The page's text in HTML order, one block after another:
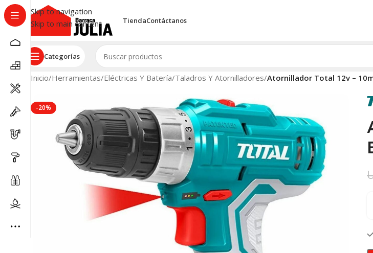
Skip to navigation
Skip to main content
TiendaContáctanos
Categorías
Inicio/Herramientas/Eléctricas Y Batería/Taladros Y Atornilladores/Atornillador Total 12v –
-20%